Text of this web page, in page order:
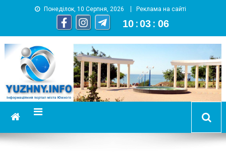
Понеділок, 10 Серпня, 2026 Реклама на сайті
10 :03 : 06
YUZHNY.INFO
информационный портал города Южный